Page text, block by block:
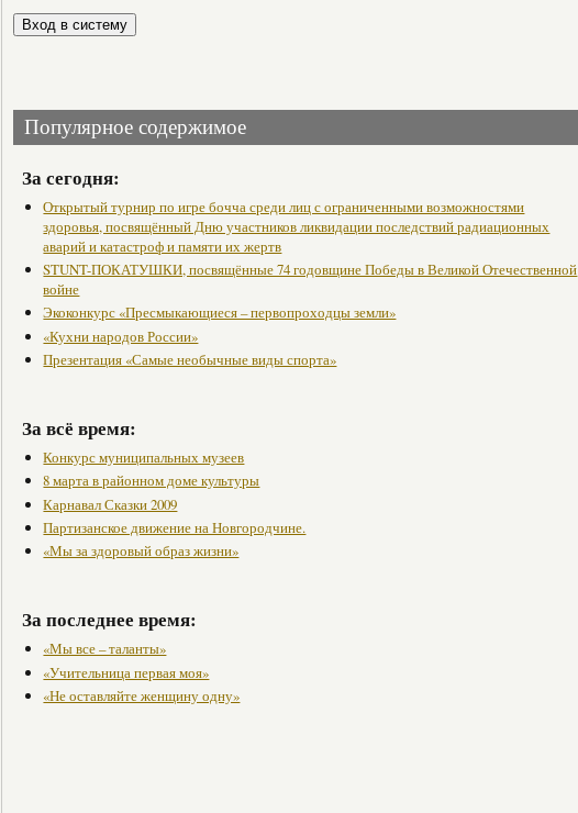
Популярное содержимое
За сегодня:
Открытый турнир по игре бочча среди лиц с ограниченными возможностями
здоровья, посвящённый Дню участников ликвидации последствий радиационных
аварий и катастроф и памяти их жертв
STUNT-ПОКАТУШКИ, посвящённые 74 годовщине Победы в Великой Отечественной
войне
Экоконкурс «Пресмыкающиеся – первопроходцы земли»
«Кухни народов России»
Презентация «Самые необычные виды спорта»
За всё время:
Конкурс муниципальных музеев
8 марта в районном доме культуры
Карнавал Сказки 2009
Партизанское движение на Новгородчине.
«Мы за здоровый образ жизни»
За последнее время:
«Мы все – таланты»
«Учительница первая моя»
«Не оставляйте женщину одну»